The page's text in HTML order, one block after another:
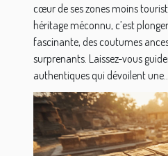
cœur de ses zones moins
héritage méconnu, c’est
fascinante, des coutumes
surprenants. Laissez-vous
authentiques qui dévoilent une...